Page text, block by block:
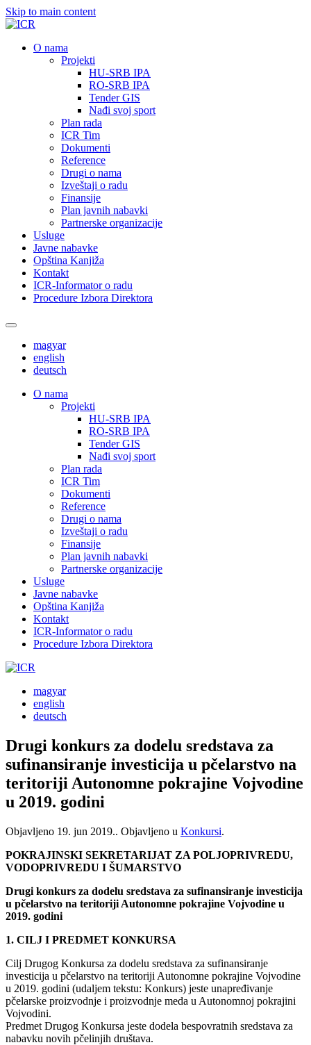
Skip to main content
О nama
Projekti
HU-SRB IPA
RO-SRB IPA
Tender GIS
Nađi svoj sport
Plan rada
ICR Tim
Dokumenti
Reference
Drugi o nama
Izveštaji o radu
Finansije
Plan javnih nabavki
Partnerske organizacije
Usluge
Javne nabavke
Opština Kanjiža
Kontakt
ICR-Informator o radu
Procedure Izbora Direktora
magyar
english
deutsch
О nama
Projekti
HU-SRB IPA
RO-SRB IPA
Tender GIS
Nađi svoj sport
Plan rada
ICR Tim
Dokumenti
Reference
Drugi o nama
Izveštaji o radu
Finansije
Plan javnih nabavki
Partnerske organizacije
Usluge
Javne nabavke
Opština Kanjiža
Kontakt
ICR-Informator o radu
Procedure Izbora Direktora
magyar
english
deutsch
Drugi konkurs za dodelu sredstava za
sufinansiranje investicija u pčelarstvo na
teritoriji Autonomne pokrajine Vojvodine
u 2019. godini
Objavljeno 19. jun 2019.. Objavljeno u Konkursi.
POKRAJINSKI SEKRETARIJAT ZA POLJOPRIVREDU,
VODOPRIVREDU I ŠUMARSTVO
Drugi konkurs za dodelu sredstava za sufinansiranje investicija
u pčelarstvo na teritoriji Autonomne pokrajine Vojvodine u
2019. godini
1. CILJ I PREDMET KONKURSA
Cilj Drugog Konkursa za dodelu sredstava za sufinansiranje
investicija u pčelarstvo na teritoriji Autonomne pokrajine Vojvodine
u 2019. godini (udaljem tekstu: Konkurs) jeste unapređivanje
pčelarske proizvodnje i proizvodnje meda u Autonomnoj pokrajini
Vojvodini.
Predmet Drugog Konkursa jeste dodela bespovratnih sredstava za
nabavku novih pčelinjih društava.